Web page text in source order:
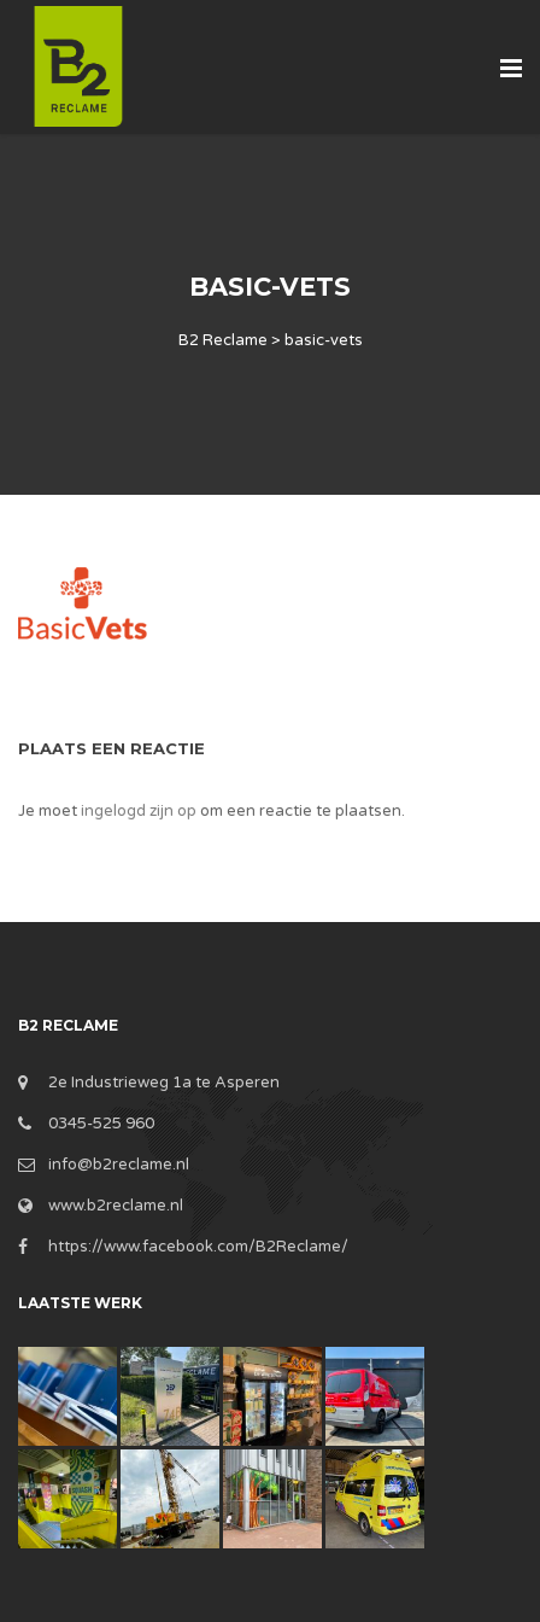
BASIC-VETS
B2 Reclame > basic-vets
PLAATS EEN REACTIE
Je moetingelogd zijn op om een reactie te plaatsen.
B2 RECLAME
2e Industrieweg 1a te Asperen
0345-525 960
info@b2reclame.nl
www.b2reclame.nl
https://www.facebook.com/B2Reclame/
LAATSTE WERK